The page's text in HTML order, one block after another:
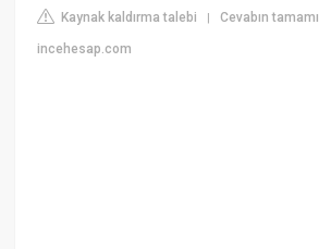
Kaynak kaldırma talebi |Cevabın
incehesap.com